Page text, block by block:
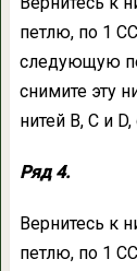
петлю, по 1
следующую
снимите эту
нитей B, C и
Ряд 4.
Вернитесь к
петлю, по 1